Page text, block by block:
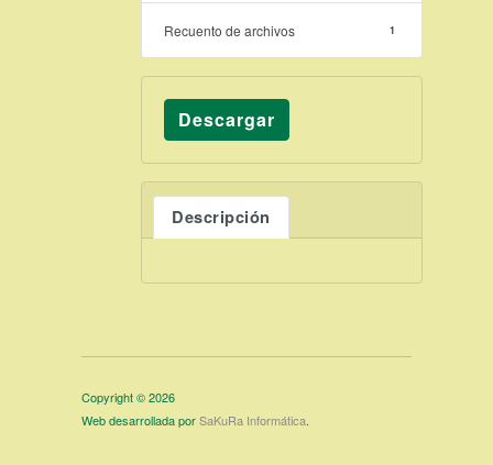
Recuento de archivos 1
Descargar
Descripción
Copyright © 2026
Web desarrollada porSaKuRa Informática.